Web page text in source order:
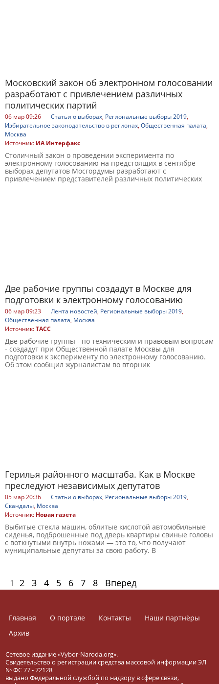
Московский закон об электронном голосовании
разработают с привлечением различных
политических партий
06 мар 09:26 Статьи о выборах, Региональные выборы 2019,
Избирательное законодательство в регионах, Общественная палата,
Москва
Источник: ИА Интерфакс
Столичный закон о проведении эксперимента по
электронному голосованию на предстоящих в сентябре
выборах депутатов Мосгордумы разработают с
привлечением представителей различных политических
Две рабочие группы создадут в Москве для
подготовки к электронному голосованию
06 мар 09:23 Лента новостей, Региональные выборы 2019,
Общественная палата, Москва
Источник:ТАСС
Две рабочие группы - по техническим и правовым вопросам
- создадут при Общественной палате Москвы для
подготовки к эксперименту по электронному голосованию.
Об этом сообщил журналистам во вторник
Герилья районного масштаба. Как в Москве
преследуют независимых депутатов
05 мар 20:36 Статьи о выборах, Региональные выборы 2019,
Скандалы, Москва
Источник: Новая газета
Выбитые стекла машин, облитые кислотой автомобильные
сиденья, подброшенные под дверь квартиры свиные головы
с воткнутыми внутрь ножами — это то, что получают
муниципальные депутаты за свою работу. В
1 2 3 4 5 6 7 8 Вперед
Главная О портале Контакты
Наши партнёры
Архив
Сетевое издание «Vybor-Naroda.org».
Свидетельство о регистрации средства массовой информации ЭЛ
№ ФС 77 - 72128
выдано Федеральной службой по надзору в сфере связи,